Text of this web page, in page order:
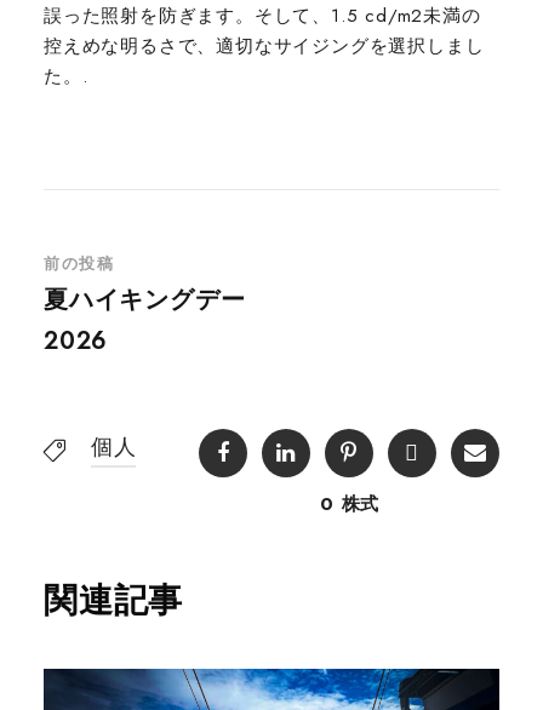
誤った照射を防ぎます。そして、1.5 cd/m2未満の
控えめな明るさで、適切なサイジングを選択しまし
た。.
前の投稿
夏ハイキングデー
2026
個人
0 株式
関連記事